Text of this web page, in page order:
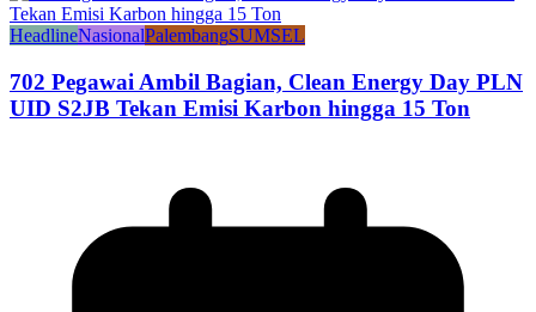
HeadlineNasionalPalembangSUMSEL
702 Pegawai Ambil Bagian, Clean Energy Day PLN
UID S2JB Tekan Emisi Karbon hingga 15 Ton